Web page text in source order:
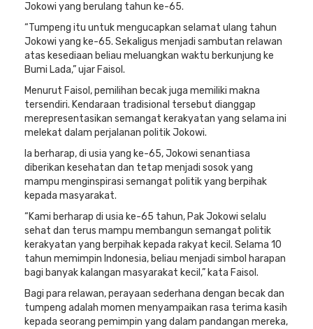
Jokowi yang berulang tahun ke-65.
“Tumpeng itu untuk mengucapkan selamat ulang tahun
Jokowi yang ke-65. Sekaligus menjadi sambutan relawan
atas kesediaan beliau meluangkan waktu berkunjung ke
Bumi Lada,” ujar Faisol.
Menurut Faisol, pemilihan becak juga memiliki makna
tersendiri. Kendaraan tradisional tersebut dianggap
merepresentasikan semangat kerakyatan yang selama ini
melekat dalam perjalanan politik Jokowi.
Ia berharap, di usia yang ke-65, Jokowi senantiasa
diberikan kesehatan dan tetap menjadi sosok yang
mampu menginspirasi semangat politik yang berpihak
kepada masyarakat.
“Kami berharap di usia ke-65 tahun, Pak Jokowi selalu
sehat dan terus mampu membangun semangat politik
kerakyatan yang berpihak kepada rakyat kecil. Selama 10
tahun memimpin Indonesia, beliau menjadi simbol harapan
bagi banyak kalangan masyarakat kecil,” kata Faisol.
Bagi para relawan, perayaan sederhana dengan becak dan
tumpeng adalah momen menyampaikan rasa terima kasih
kepada seorang pemimpin yang dalam pandangan mereka,